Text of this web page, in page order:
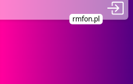
rmfon.pl